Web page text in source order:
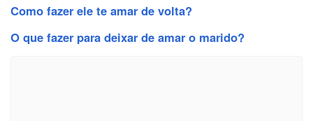
Como fazer ele te amar de volta?
O que fazer para deixar de amar o marido?